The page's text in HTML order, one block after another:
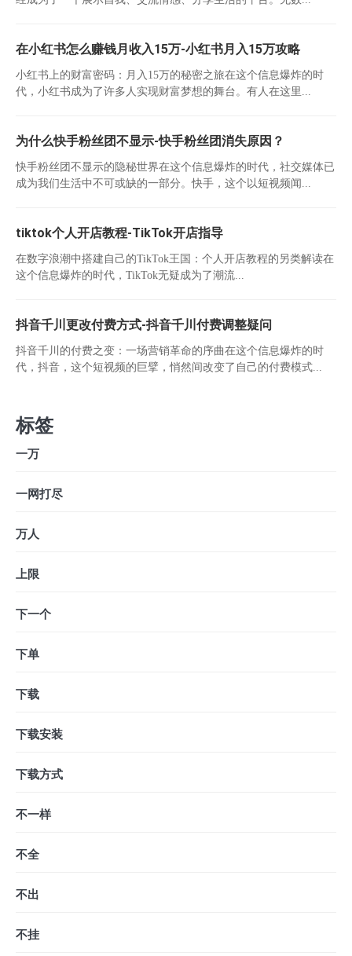
在小红书怎么赚钱月收入15万-小红书月入15万攻略
小红书上的财富密码：月入15万的秘密之旅在这个信息爆炸的时
代，小红书成为了许多人实现财富梦想的舞台。有人在这里...
为什么快手粉丝团不显示-快手粉丝团消失原因？
快手粉丝团不显示的隐秘世界在这个信息爆炸的时代，社交媒体已
成为我们生活中不可或缺的一部分。快手，这个以短视频闻...
tiktok个人开店教程-TikTok开店指导
在数字浪潮中搭建自己的TikTok王国：个人开店教程的另类解读在
这个信息爆炸的时代，TikTok无疑成为了潮流...
抖音千川更改付费方式-抖音千川付费调整疑问
抖音千川的付费之变：一场营销革命的序曲在这个信息爆炸的时
代，抖音，这个短视频的巨擘，悄然间改变了自己的付费模式...
标签
一万
一网打尽
万人
上限
下一个
下单
下载
下载安装
下载方式
不一样
不全
不出
不挂